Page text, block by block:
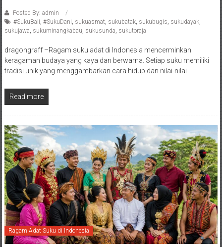
Posted By: admin
#SukuBali #SukuDani sukuasmat sukubatak, sukubugis sukudayak,
sukujawa sukuminangkabau sukusunda sukutoraja
dragongraff –Ragam suku adat di Indonesia mencerminkan
keragaman budaya yang kaya dan berwarna. Setiap suku memiliki
tradisi unik yang menggambarkan cara hidup dan nilai-nilai
Read more
Ragam Adat Suku di Indonesia